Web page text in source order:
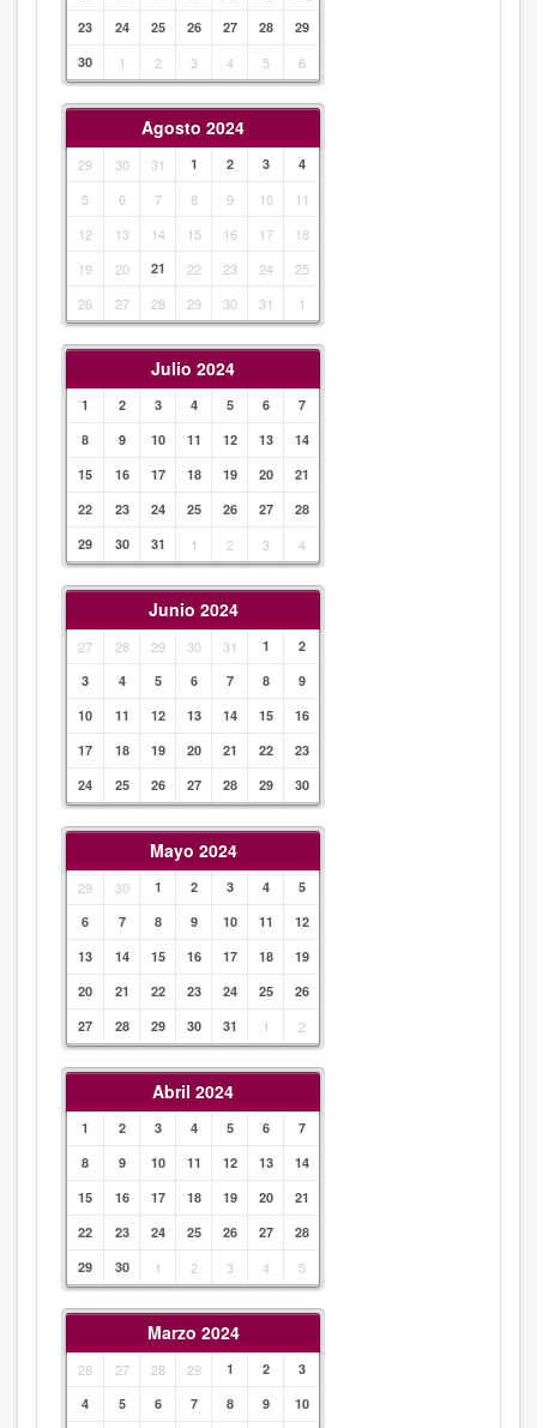
23
24 25 26 27 28
29
30
1 2 3 4 5 6
Agosto 2024
29 30 31 1 2 3 4
5 6 7 8 9 10
11
12
13 14 15 16 17
18
19
20 21 22 23 24
25
26
27 28 29 30 31 1
Julio 2024
1 2 3 4 5 6
7
8
9 10 11 12 13
14
15
16 17 18 19 20
21
22
23 24 25 26 27
28
29
30 31 1 2 3 4
Junio 2024
27 28 29 30 31 1
2
3
4 5 6 7 8
9
10
11 12 13 14 15
16
17
18 19 20 21 22
23
24
25 26 27 28 29 30
Mayo 2024
29 30 1 2 3 4
5
6
7 8 9 10 11
12
13
14 15 16 17 18
19
20
21 22 23 24 25
26
27
28 29 30 31 1 2
Abril 2024
1 2 3 4 5 6
7
8
9 10 11 12 13
14
15
16 17 18 19 20
21
22
23 24 25 26 27
28
29
30 1 2 3 4 5
Marzo 2024
26 27 28 29 1 2
3
4
5 6 7 8 9
10